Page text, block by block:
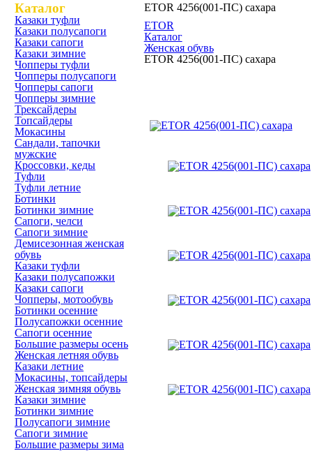
Каталог
Казаки туфли
Казаки полусапоги
Казаки сапоги
Казаки зимние
Чопперы туфли
Чопперы полусапоги
Чопперы сапоги
Чопперы зимние
Трексайдеры
Топсайдеры
Мокасины
Сандали, тапочки
мужские
Кроссовки, кеды
Туфли
Туфли летние
Ботинки
Ботинки зимние
Сапоги, челси
Сапоги зимние
Демисезонная женская
обувь
Казаки туфли
Казаки полусапожки
Казаки сапоги
Чопперы, мотообувь
Ботинки осенние
Полусапожки осенние
Сапоги осенние
Большие размеры осень
Женская летняя обувь
Казаки летние
Мокасины, топсайдеры
Женская зимняя обувь
Казаки зимние
Ботинки зимние
Полусапоги зимние
Сапоги зимние
Большие размеры зима
ETOR 4256(001-ПС) сахара
ETOR
Каталог
Женская обувь
ETOR 4256(001-ПС) сахара